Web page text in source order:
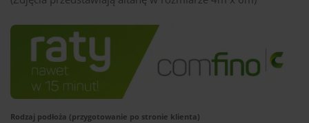
Rodzaj podłoża (przygotowanie po stronie klienta)